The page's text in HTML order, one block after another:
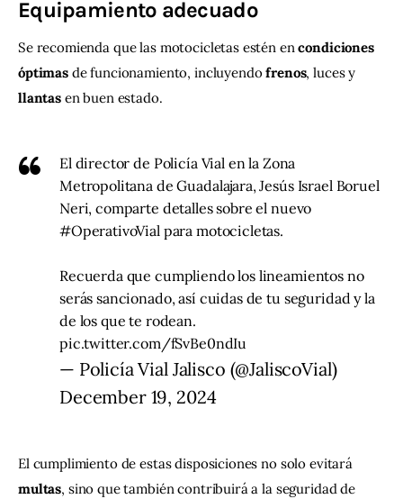
Equipamiento adecuado
Se recomienda que las motocicletas estén en condiciones
óptimas de funcionamiento, incluyendo frenos, luces y
llantas en buen estado.
El director de Policía Vial en la Zona
Metropolitana de Guadalajara, Jesús Israel Boruel
Neri, comparte detalles sobre el nuevo
#OperativoVial para motocicletas.
Recuerda que cumpliendo los lineamientos no
serás sancionado, así cuidas de tu seguridad y la
de los que te rodean.
pic.twitter.com/fSvBe0ndIu
— Policía Vial Jalisco (@JaliscoVial)
December 19, 2024
El cumplimiento de estas disposiciones no solo evitará
multas, sino que también contribuirá a la seguridad de